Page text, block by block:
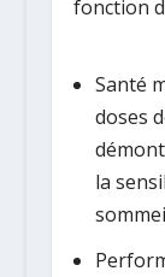
fonction
Santé
doses
la